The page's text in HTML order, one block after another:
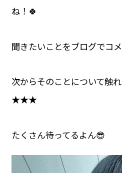
ね！🍀
聞きたいことをブログでコ
次からそのことについて触
★★★
たくさん待ってるよん😎